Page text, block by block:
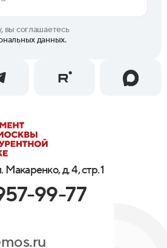
Макаренко, д. 4, стр. 1
99-77
вы соглашаетесь
данных.